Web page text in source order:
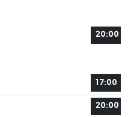
20:00
17:00
20:00